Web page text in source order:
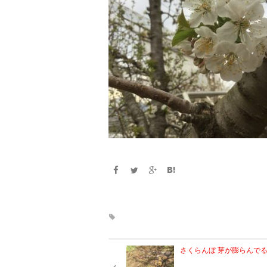
さくらんぼ 芽が膨らんでる